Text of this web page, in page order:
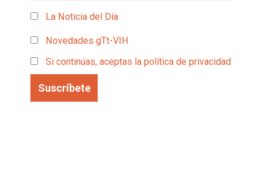
La Noticia del Día
Novedades gTt-VIH
Si continúas, aceptas la política de privacidad